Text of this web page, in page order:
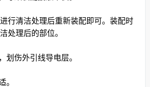
行清洁处理后重新装配即可。装配时
处理后的部位。
划伤外引线导电层。
。